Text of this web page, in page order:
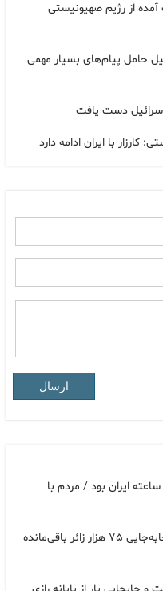
از رژیم صهیونیستی
حامل پیام‌های بسیار مهمی
اسرائیل دست یافت
با ایران ادامه دارد
ارسال
رئیس جمهور: تصور دشمن، تصرف ۴۸ ساعته ایران بود / مردم با
فراخوان سراسری ۲۳۰۰ اتوبوس برای جابه‌جایی ۷۵ هزار زائر باقی‌مانده